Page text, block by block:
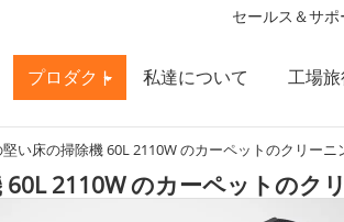
セールス＆サポ
プロダクト 私達について 工場
い床の掃除機 60L 2110W のカーペットのクリーニ
2110W のカーペットのク